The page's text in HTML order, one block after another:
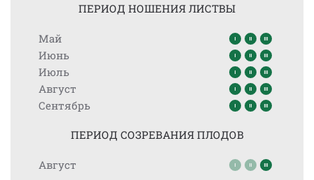
ПЕРИОД НОШЕНИЯ ЛИСТВЫ
Май
Июнь
Июль
Август
Сентябрь
ПЕРИОД СОЗРЕВАНИЯ ПЛОДОВ
Август